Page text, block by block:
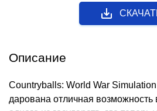
Описание
Countryballs: World War
дарована отличная возможность